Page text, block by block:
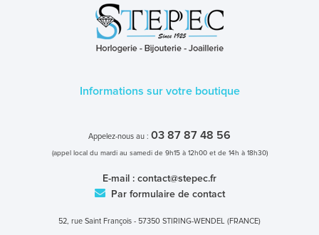
Informations sur votre boutique
Appelez-nous au : 03 87 87 48 56
(appel local du mardi au samedi de 9h15 à 12h00 et de 14h à 18h30)
E-mail : contact@stepec.fr
Par formulaire de contact
52, rue Saint François - 57350 STIRING-WENDEL (FRANCE)